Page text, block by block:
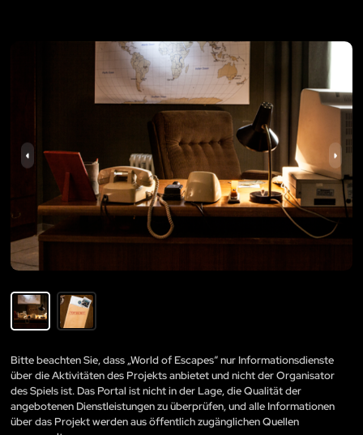
Bitte beachten Sie, dass „World of Escapes“ nur Informationsdienste
über die Aktivitäten des Projekts anbietet und nicht der Organisator
des Spiels ist. Das Portal ist nicht in der Lage, die Qualität der
angebotenen Dienstleistungen zu überprüfen, und alle Informationen
über das Projekt werden aus öffentlich zugänglichen Quellen